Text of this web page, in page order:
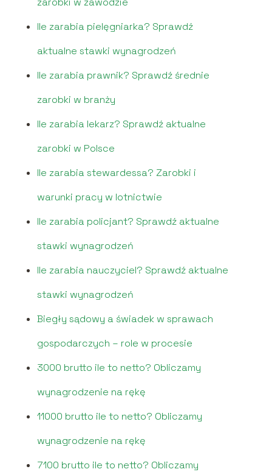
Ile zarabia pielęgniarka? Sprawdź
aktualne stawki wynagrodzeń
Ile zarabia prawnik? Sprawdź średnie
zarobki w branży
Ile zarabia lekarz? Sprawdź aktualne
zarobki w Polsce
Ile zarabia stewardessa? Zarobki i
warunki pracy w lotnictwie
Ile zarabia policjant? Sprawdź aktualne
stawki wynagrodzeń
Ile zarabia nauczyciel? Sprawdź aktualne
stawki wynagrodzeń
Biegły sądowy a świadek w sprawach
gospodarczych – role w procesie
3000 brutto ile to netto? Obliczamy
wynagrodzenie na rękę
11000 brutto ile to netto? Obliczamy
wynagrodzenie na rękę
7100 brutto ile to netto? Obliczamy